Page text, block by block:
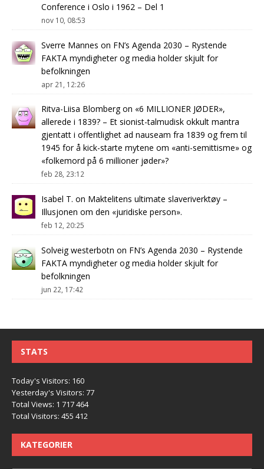
Conference i Oslo i 1962 – Del 1
nov 10, 08:53
Sverre Mannes on FN’s Agenda 2030 – Rystende
FAKTA myndigheter og media holder skjult for
befolkningen
apr 21, 12:26
Ritva-Liisa Blombergon «6 MILLIONER JØDER»,
allerede i 1839? – Et sionist-talmudisk okkult mantra
gjentatt i offentlighet ad nauseam fra 1839 og frem til
1945 for å kick-starte mytene om «anti-semittisme» og
«folkemord på 6 millioner jøder»?
feb 28, 23:12
Isabel T. on Maktelitens ultimate slaveriverktøy –
Illusjonen om den «juridiske person».
feb 12, 20:25
Solveig westerbotn on FN’s Agenda 2030 – Rystende
FAKTA myndigheter og media holder skjult for
befolkningen
jun 22, 17:42
STATS
Today's Visitors: 160
Yesterday's Visitors: 77
Total Views: 1 717 464
Total Visitors: 455 412
KATEGORIER